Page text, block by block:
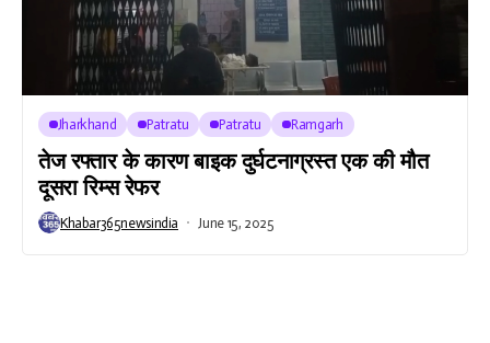
Jharkhand Patratu Patratu Ramgarh
तेज रफ्तार के कारण बाइक दुर्घटनाग्रस्त एक की मौत
दूसरा रिम्स रेफर
Khabar365newsindia June 15, 2025